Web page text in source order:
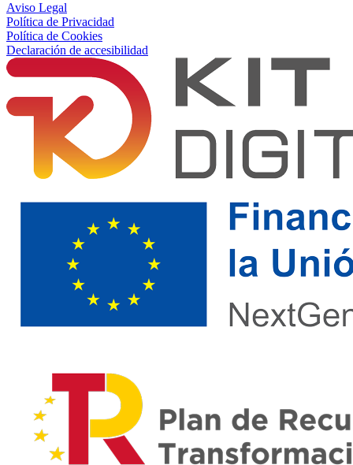
Aviso Legal
Política de Privacidad
Política de Cookies
Declaración de accesibilidad